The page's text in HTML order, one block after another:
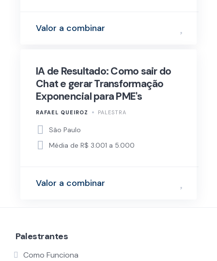
Valor a combinar
IA de Resultado: Como sair do
Chat e gerar Transformação
Exponencial para PME's
RAFAEL QUEIROZ PALESTRA
São Paulo
Média de R$ 3.001 a 5.000
Valor a combinar
Palestrantes
Como Funciona